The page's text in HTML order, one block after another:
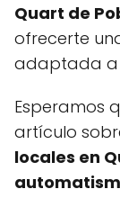
Quart de
ofrecerte
adaptada a
Esperamos
artículo
locales en